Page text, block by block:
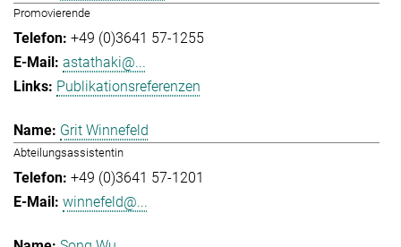
Promovierende
+49 (0)3641 57-1255
astathaki@...
Publikationsreferenzen
Grit Winnefeld
Abteilungsassistentin
+49 (0)3641 57-1201
winnefeld@...